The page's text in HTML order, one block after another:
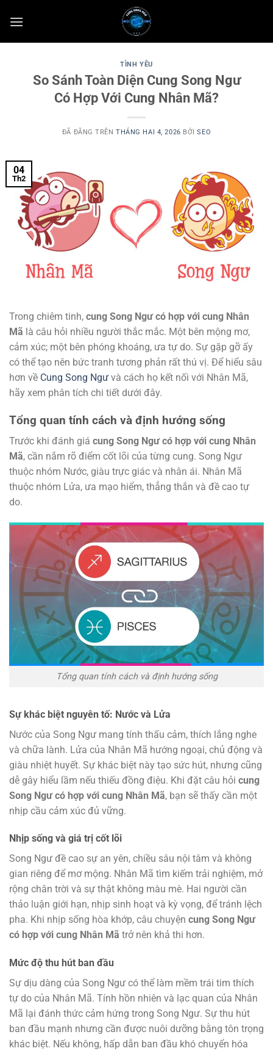
đến
TÌNH YÊU
So Sánh Toàn Diện Cung Song Ngư
Có Hợp Với Cung Nhân Mã?
ĐÃ ĐĂNG TRÊNTHÁNG HAI 4, 2026 BỞISEO
04
Th2
Trong chiêm tinh, cung Song Ngư có hợp với cung Nhân
Mã là câu hỏi nhiều người thắc mắc. Một bên mộng mơ,
cảm xúc; một bên phóng khoáng, ưa tự do. Sự gặp gỡ ấy
có thể tạo nên bức tranh tương phản rất thú vị. Để hiểu sâu
hơn về Cung Song Ngư và cách họ kết nối với Nhân Mã,
hãy xem phân tích chi tiết dưới đây.
Tổng quan tính cách và định hướng sống
Trước khi đánh giá cung Song Ngư có hợp với cung Nhân
Mã, cần nắm rõ điểm cốt lõi của từng cung. Song Ngư
thuộc nhóm Nước, giàu trực giác và nhân ái. Nhân Mã
thuộc nhóm Lửa, ưa mạo hiểm, thẳng thắn và đề cao tự
do.
Tổng quan tính cách và định hướng sống
Sự khác biệt nguyên tố: Nước và Lửa
Nước của Song Ngư mang tính thấu cảm, thích lắng nghe
và chữa lành. Lửa của Nhân Mã hướng ngoại, chủ động và
giàu nhiệt huyết. Sự khác biệt này tạo sức hút, nhưng cũng
dễ gây hiểu lầm nếu thiếu đồng điệu. Khi đặt câu hỏi cung
Song Ngư có hợp với cung Nhân Mã, bạn sẽ thấy cần một
nhịp cầu cảm xúc đủ vững.
Nhịp sống và giá trị cốt lõi
Song Ngư đề cao sự an yên, chiều sâu nội tâm và không
gian riêng để mơ mộng. Nhân Mã tìm kiếm trải nghiệm, mở
rộng chân trời và sự thật không màu mè. Hai người cần
thảo luận giới hạn, nhịp sinh hoạt và kỳ vọng, để tránh lệch
pha. Khi nhịp sống hòa khớp, câu chuyện cung Song Ngư
có hợp với cung Nhân Mã trở nên khả thi hơn.
Mức độ thu hút ban đầu
Sự dịu dàng của Song Ngư có thể làm mềm trái tim thích
tự do của Nhân Mã. Tính hồn nhiên và lạc quan của Nhân
Mã lại đánh thức cảm hứng trong Song Ngư. Sự thu hút
ban đầu mạnh nhưng cần được nuôi dưỡng bằng tôn trọng
khác biệt. Nếu không, hấp dẫn ban đầu khó chuyển hóa